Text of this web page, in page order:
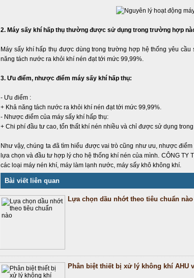
2. Máy sấy khí hấp thụ thường được sử dụng trong trường hợp
Máy sấy khí hấp thụ được dùng trong trường hợp hệ thống yêu
năng tách nước ra khỏi khí nén đạt tới mức 99,99%.
3. Ưu điểm, nhược điểm máy sấy khí hấp thụ:
- Ưu điểm :
+ Khả năng tách nước ra khỏi khí nén đạt tới mức 99,99%.
- Nhược điểm của máy sấy khí hấp thụ:
+ Chi phí đầu tư cao, tổn thất khí nén nhiều và chỉ được sử dụng
Như vậy, chúng ta đã tìm hiểu được vai trò cũng như ưu, nhược
lựa chọn và đầu tư hợp lý cho hệ thống khí nén của mình. CÔNG
các loại máy nén khí, máy làm lạnh nước, máy sấy khô không khí.
Bài viết liên quan
Lựa chọn dầu nhớt theo tiêu chuẩn nào
Phân biệt thiết bị xử lý không khí AHU